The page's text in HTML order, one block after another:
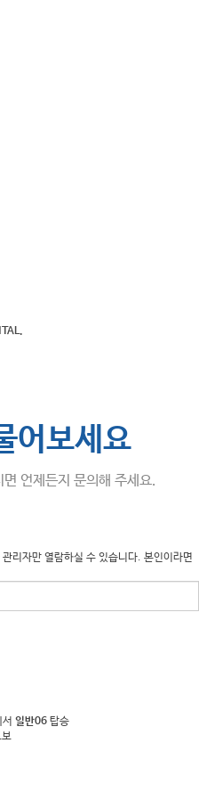
어보세요
언제든지 문의해 주세요.
관리자만 열람하실 수 있습니다. 본인이라면
일반06 탑승